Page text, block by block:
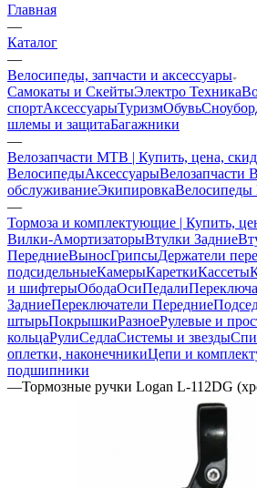
Главная
—
Каталог
—
Велосипеды, запчасти и аксессуары
Самокаты и СкейтыЭлектро Техника
спортАксессуарыТуризмОбувь
шлемы и защитаБагажники
—
Велозапчасти MTB | Купить, цена,
ВелосипедыАксессуарыВелозапчасти
обслуживаниеЭкипировка
—
Тормоза и комплектующие | Купить,
Вилки-АмортизаторыВтулки Задние
ПередниеВыносГрипсыДержатели
подсидельныеКамерыКареткиКассеты
и шифтерыОбодаОсиПедали
ЗадниеПереключатели Передние
штырьПокрышкиРазноеРулевые и
кольцаРулиСедлаСистемы и звезды
оплетки, наконечникиЦепи и
подшипники
—Тормозные ручки Logan L-112DG